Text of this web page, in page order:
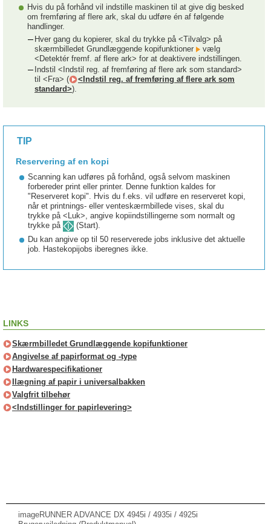
Hvis du på forhånd vil indstille maskinen til at give dig besked
om fremføring af flere ark, skal du udføre én af følgende
handlinger.
Hver gang du kopierer, skal du trykke på <Tilvalg> på
skærmbilledet Grundlæggende kopifunktioner
vælg
<Detektér fremf. af flere ark> for at deaktivere indstillingen.
Indstil <Indstil reg. af fremføring af flere ark som standard>
til <Fra> (
<Indstil reg. af fremføring af flere ark som
standard>).
TIP
Reservering af en kopi
Scanning kan udføres på forhånd, også selvom maskinen
forbereder print eller printer. Denne funktion kaldes for
"Reserveret kopi". Hvis du f.eks. vil udføre en reserveret kopi,
når et printnings- eller venteskærmbillede vises, skal du
trykke på <Luk>, angive kopiindstillingerne som normalt og
trykke på
(Start).
Du kan angive op til 50 reserverede jobs inklusive det aktuelle
job. Hastekopijobs iberegnes ikke.
LINKS
Skærmbilledet Grundlæggende kopifunktioner
Angivelse af papirformat og -type
Hardwarespecifikationer
Ilægning af papir i universalbakken
Valgfrit tilbehør
<Indstillinger for papirlevering>
imageRUNNER ADVANCE DX 4945i / 4935i / 4925i